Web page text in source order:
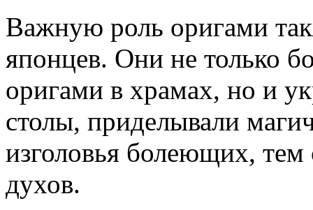
Важную роль оригами
японцев. Они не только
оригами в храмах, но и
столы, приделывали
изголовья болеющих,
духов.